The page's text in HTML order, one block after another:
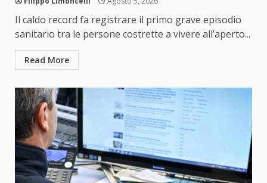
Il caldo record fa registrare il primo grave episodio
sanitario tra le persone costrette a vivere all’aperto...
Read More